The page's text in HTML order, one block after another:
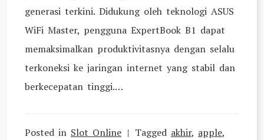
generasi terkini. Didukung oleh teknologi ASUS
WiFi Master, pengguna ExpertBook B1 dapat
memaksimalkan produktivitasnya dengan selalu
terkoneksi ke jaringan internet yang stabil dan
berkecepatan tinggi.…
Posted in Slot Online Tagged akhir, apple,